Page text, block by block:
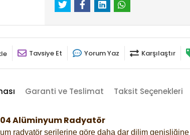
Tavsiye Et Yorum Yaz Karşılaştır
Garanti ve Teslimat Taksit Seçenekleri
Alüminyum Radyatör
radyatör serilerine göre daha dar dilim